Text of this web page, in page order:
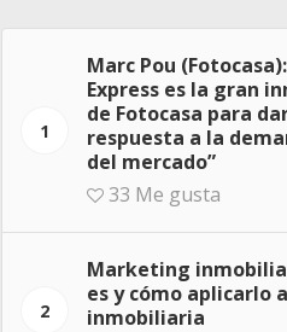
1
Marc Pou
Express es la gran
de Fotocasa para
respuesta a la
del mercado”
33 Me gusta
2
Marketing
es y cómo aplicarlo
inmobiliaria